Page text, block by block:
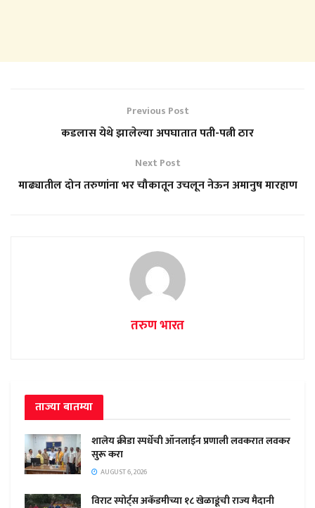
Previous Post
कडलास येथे झालेल्या अपघातात पती-पत्नी ठार
Next Post
माढ्यातील दोन तरुणांना भर चौकातून उचलून नेऊन अमानुष मारहाण
तरुण भारत
ताज्या बातम्या
शालेय क्रीडा स्पर्धेची ऑनलाईन प्रणाली लवकरात लवकर
सुरू करा
AUGUST 6, 2026
विराट स्पोर्ट्स अकॅडमीच्या १८ खेळाडूंची राज्य मैदानी